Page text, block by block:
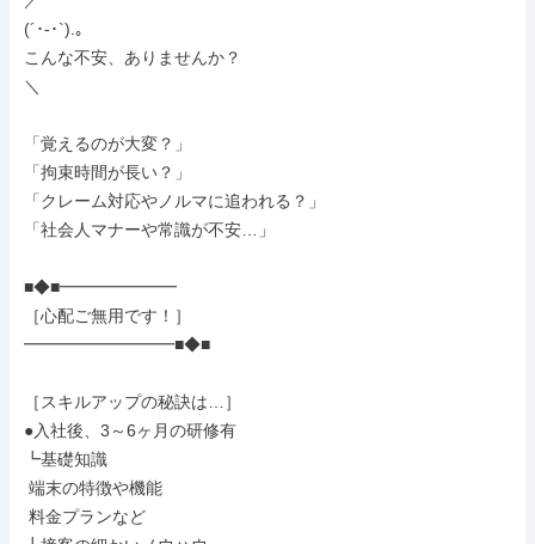
(´･-･`).｡
こんな不安、ありませんか？
＼
「覚えるのが大変？」
「拘束時間が長い？」
「クレーム対応やノルマに追われる？」
「社会人マナーや常識が不安…」
■◆■━━━━━━━
［心配ご無用です！］
━━━━━━━━━■◆■
［スキルアップの秘訣は…］
●入社後、3～6ヶ月の研修有
┗基礎知識